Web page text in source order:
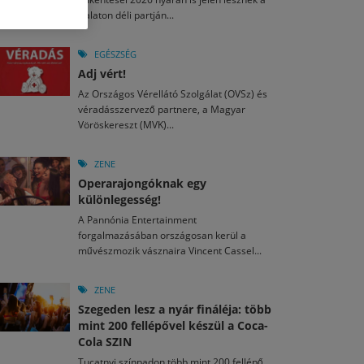
2026. JÚL. 15.
nézők 10 kedvenc filmje 2026 első félévében
2026. JÚL. 3.
án hozzánk is megérkezik a Rocktábor
2026. JÚL. 29.
a jubileumi Művészetek Völgye – még öt
kulturális ünnep
Fesztivál 2026
egy mese: 30 napos mesekihívást indít a Libri
2026. MÁJ. 11.
László kapta az Artisjus Irodalmi Nagydíjat
Balaton déli partján...
EGÉSZSÉG
Adj vért!
Az Országos Vérellátó Szolgálat (OVSz) és
véradásszervező partnere, a Magyar
Vöröskereszt (MVK)...
ZENE
Operarajongóknak egy
különlegesség!
A Pannónia Entertainment
forgalmazásában országosan kerül a
művészmozik vásznaira Vincent Cassel...
ZENE
Szegeden lesz a nyár fináléja: több
mint 200 fellépővel készül a Coca-
Cola SZIN